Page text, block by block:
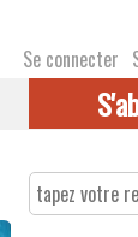
Se connecter